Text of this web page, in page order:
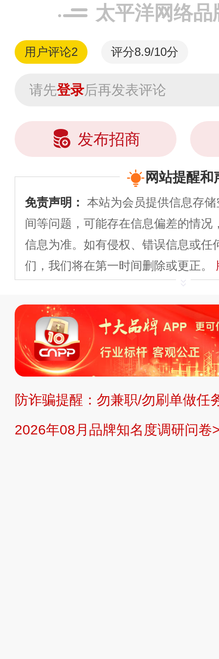
箱，更有达人分
太平洋网络品
用户评论2 评分8.9/10分
请先登录后再发表评论
发布招商
网站提醒和
免责声明： 本站为会员提供信息存
间等问题，可能存在信息偏差的情况
信息为准。如有侵权、错误信息或任
们，我们将在第一时间删除或更正。
平台自有内容（文字
标、LOGO 等）知识产权归本站所
复制、转载、商用。本站不生产产
不代理、不招商、不提供中介服务。
持投资购买的观点或意见，页面信息
提交说明： 快速提交发布>> 提交品
防诈骗提醒：勿兼职/勿刷单做任
2026年08月品牌知名度调研问卷